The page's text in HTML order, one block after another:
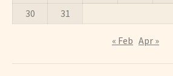
30
31
« Feb Apr »